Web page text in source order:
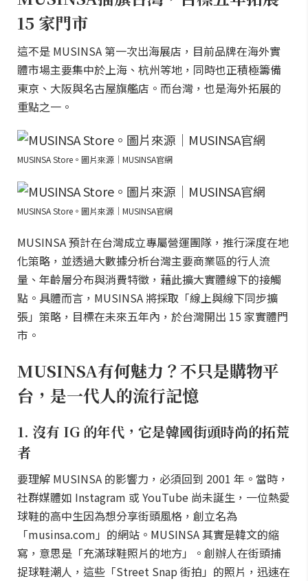
15 家門市
這不是 MUSINSA 第一次出海展店，目前品牌在海外實
體市場主要集中於上海、杭州等地，同時也正積極籌備
東京、大阪與名古屋旗艦店。而台灣，也是海外拓展的
重點之一。
MUSINSA Store。圖片來源｜MUSINSA官網
MUSINSA Store。圖片來源｜MUSINSA官網
MUSINSA 預計在台灣成立專屬營運團隊，推行深度在地
化策略，並透過大數據分析台灣主要商業區的行人流
量、年齡層分布與消費特徵，藉此擴大實體線下的接觸
點。具體而言，MUSINSA 將採取「線上與線下同步擴
張」策略，目標在未來五年內，於台灣開出 15 家實體門
市。
MUSINSA有何魅力？不只是購物平
台，是一代人的流行記憶
1. 沒有 IG 的年代，它是韓國街頭時尚的拓荒
者
要理解 MUSINSA 的影響力，必須回到 2001 年。當時，
社群媒體如 Instagram 或 YouTube 尚未誕生，一位熱愛
球鞋的高中生因為想分享街頭風格，創立名為
「musinsa.com」的網站。MUSINSA 其實是韓文的縮
寫，意思是「充滿球鞋照片的地方」。創辦人在街頭捕
捉球鞋潮人，這些「Street Snap 街拍」的照片，迅速在